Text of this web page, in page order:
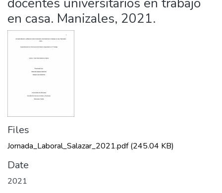
en casa. Manizales, 2021.
Files
Jornada_Laboral_Salazar_2021.pdf(245.04 KB)
Date
2021